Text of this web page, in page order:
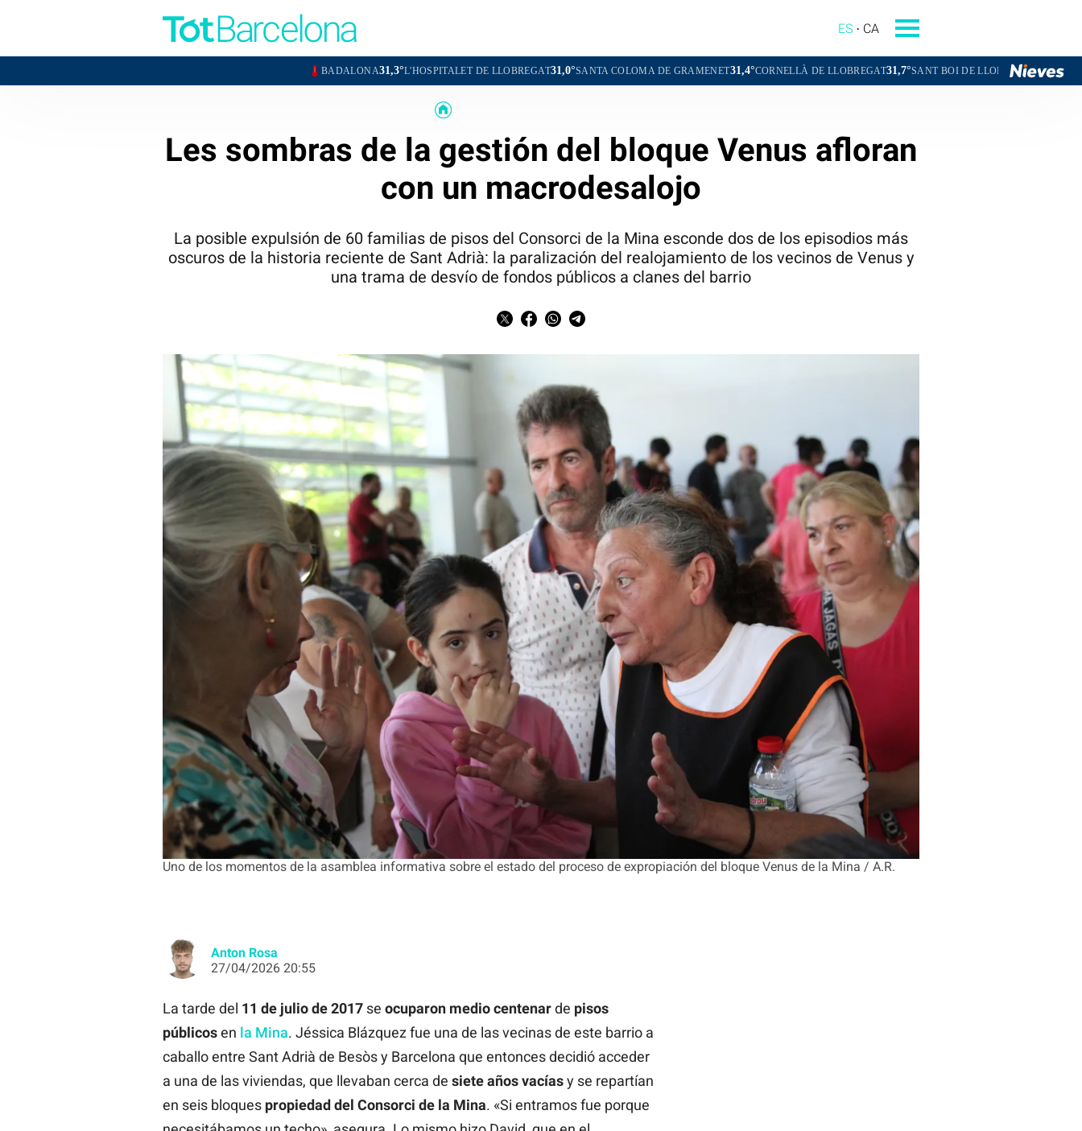
ES CA
31,3°L'HOSPITALET DE LLOBREGAT31,0° SANTA COLOMA DE GRAMENET31,4°CORNELLÀ DE LLOBREGAT31,7° SANT BOI DE LLOBREGAT30,4° SANT CUGAT DEL
Uno de los momentos de la asamblea informativa sobre el estado del proceso de expropiación del bloque Venus de la Mina / A.R.
Les sombras de la gestión del bloque Venus afloran
con un macrodesalojo
La posible expulsión de 60 familias de pisos del Consorci de la Mina esconde dos de los episodios más
oscuros de la historia reciente de Sant Adrià: la paralización del realojamiento de los vecinos de Venus y
una trama de desvío de fondos públicos a clanes del barrio
Anton Rosa
27/04/2026 20:55
La tarde del 11 de julio de 2017se ocuparon medio centenarde pisos
públicosen la Mina. Jéssica Blázquez fue una de las vecinas de este barrio a
caballo entre Sant Adrià de Besòs y Barcelona que entonces decidió acceder
a una de las viviendas, que llevaban cerca de siete años vacíasy se repartían
en seis bloques propiedad del Consorci de la Mina. «Si entramos fue porque